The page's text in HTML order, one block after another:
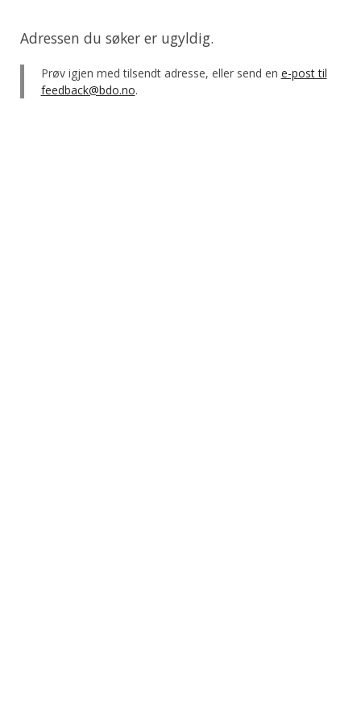
Adressen du søker er ugyldig.
Prøv igjen med tilsendt adresse, eller send en e-post til
feedback@bdo.no.